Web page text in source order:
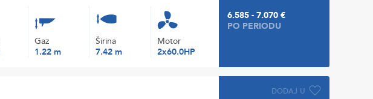
Gaz
1.22 m
Širina
7.42 m
Motor
2x60.0HP
6.585 - 7.070 €
PO PERIODU
DODAJ U